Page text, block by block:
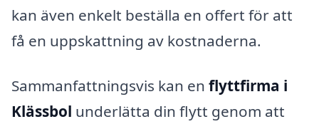
kan även enkelt beställa en offert för att
få en uppskattning av kostnaderna.
Sammanfattningsvis kan en flyttfirma i
Klässbol underlätta din flytt genom att